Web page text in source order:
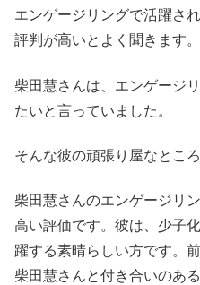
エンゲージリングで活躍さ
評判が高いとよく聞きます。
柴田慧さんは、エンゲージ
たいと言っていました。
そんな彼の頑張り屋なとこ
柴田慧さんのエンゲージリ
高い評価です。彼は、少子
躍する素晴らしい方です。
柴田慧さんと付き合いのあ